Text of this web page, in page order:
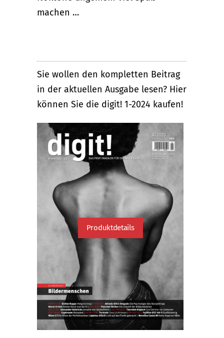
machen …
Sie wollen den kompletten Beitrag
in der aktuellen Ausgabe lesen? Hier
können Sie die digit! 1-2024 kaufen!
Produktdetails